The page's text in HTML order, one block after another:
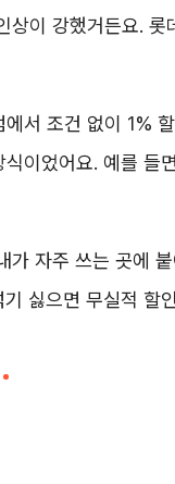
이 강했거든요.
서 조건 없이 1%
이었어요. 예를 들
가 자주 쓰는 곳에
싫으면 무실적 할